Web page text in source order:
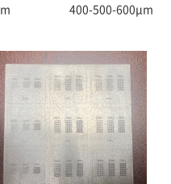
400-500-600μm